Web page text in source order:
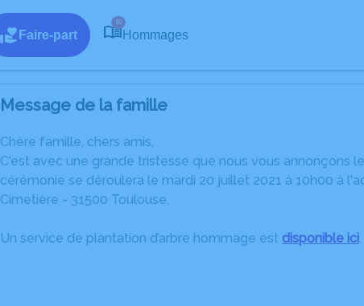
Faire-part
10
Hommages
Message de la famille
Chère famille, chers amis,
C'est avec une grande tristesse que nous vous annonçons
cérémonie se déroulera le mardi 20 juillet 2021 à 10h00 à
Cimetière - 31500 Toulouse.
Un service de plantation d’arbre hommage est disponible ici.